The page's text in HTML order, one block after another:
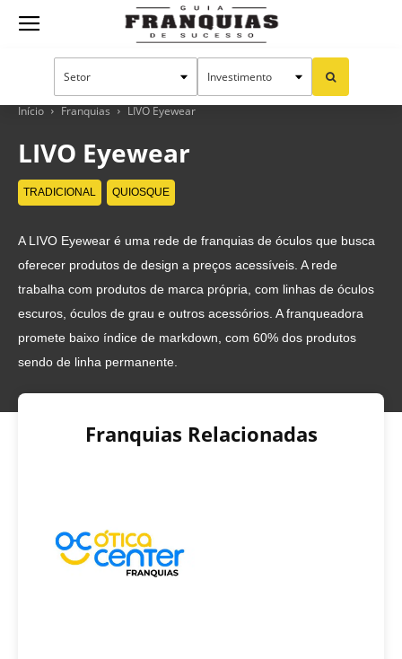
Guia
Franquias
Sucesso
Início Franquias LIVO Eyewear
LIVO Eyewear
TRADICIONAL QUIOSQUE
A LIVO Eyewear é uma rede de franquias de óculos que busca
oferecer produtos de design a preços acessíveis. A rede
trabalha com produtos de marca própria, com linhas de óculos
escuros, óculos de grau e outros acessórios. A franqueadora
promete baixo índice de markdown, com 60% dos produtos
sendo de linha permanente.
Franquias Relacionadas
INVESTIMENTO INICIAL